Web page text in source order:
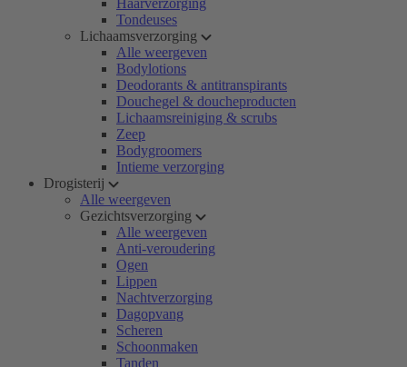
Haarverzorging
Tondeuses
Lichaamsverzorging
Alle weergeven
Bodylotions
Deodorants & antitranspirants
Douchegel & doucheproducten
Lichaamsreiniging & scrubs
Zeep
Bodygroomers
Intieme verzorging
Drogisterij
Alle weergeven
Gezichtsverzorging
Alle weergeven
Anti-veroudering
Ogen
Lippen
Nachtverzorging
Dagopvang
Scheren
Schoonmaken
Tanden